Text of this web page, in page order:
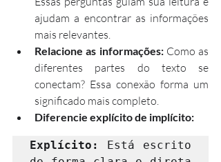
ajudam a encontrar as informações
mais relevantes.
Relacione as informações: Como as
diferentes partes do texto se
conectam? Essa conexão forma um
significado mais completo.
Diferencie explícito de implícito:
Explícito: Está escrito